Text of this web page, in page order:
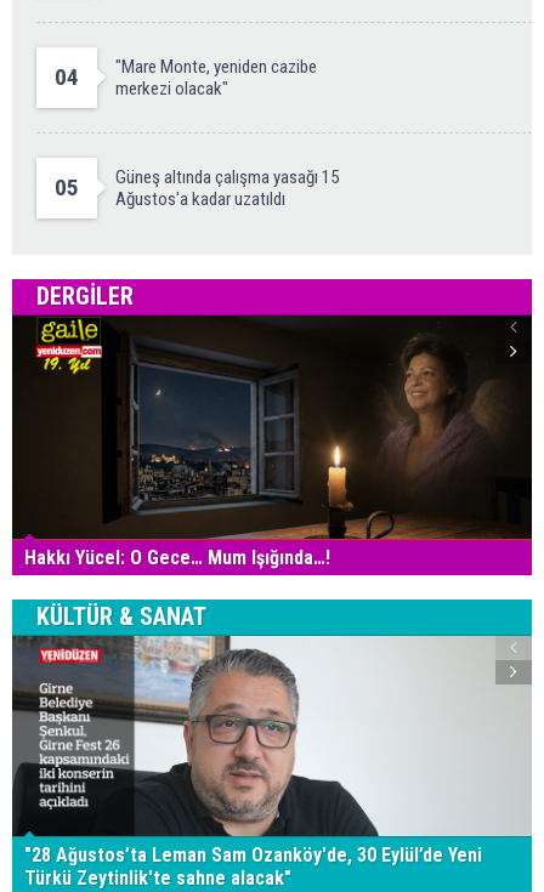
04
"Mare Monte, yeniden cazibe
merkezi olacak"
05
Güneş altında çalışma yasağı 15
Ağustos'a kadar uzatıldı
DERGILER
Hakkı Yücel: O Gece… Mum Işığında…!
KÜLTÜR & SANAT
"28 Ağustos’ta Leman Sam Ozanköy'de, 30 Eylül’de Yeni
Türkü Zeytinlik'te sahne alacak"